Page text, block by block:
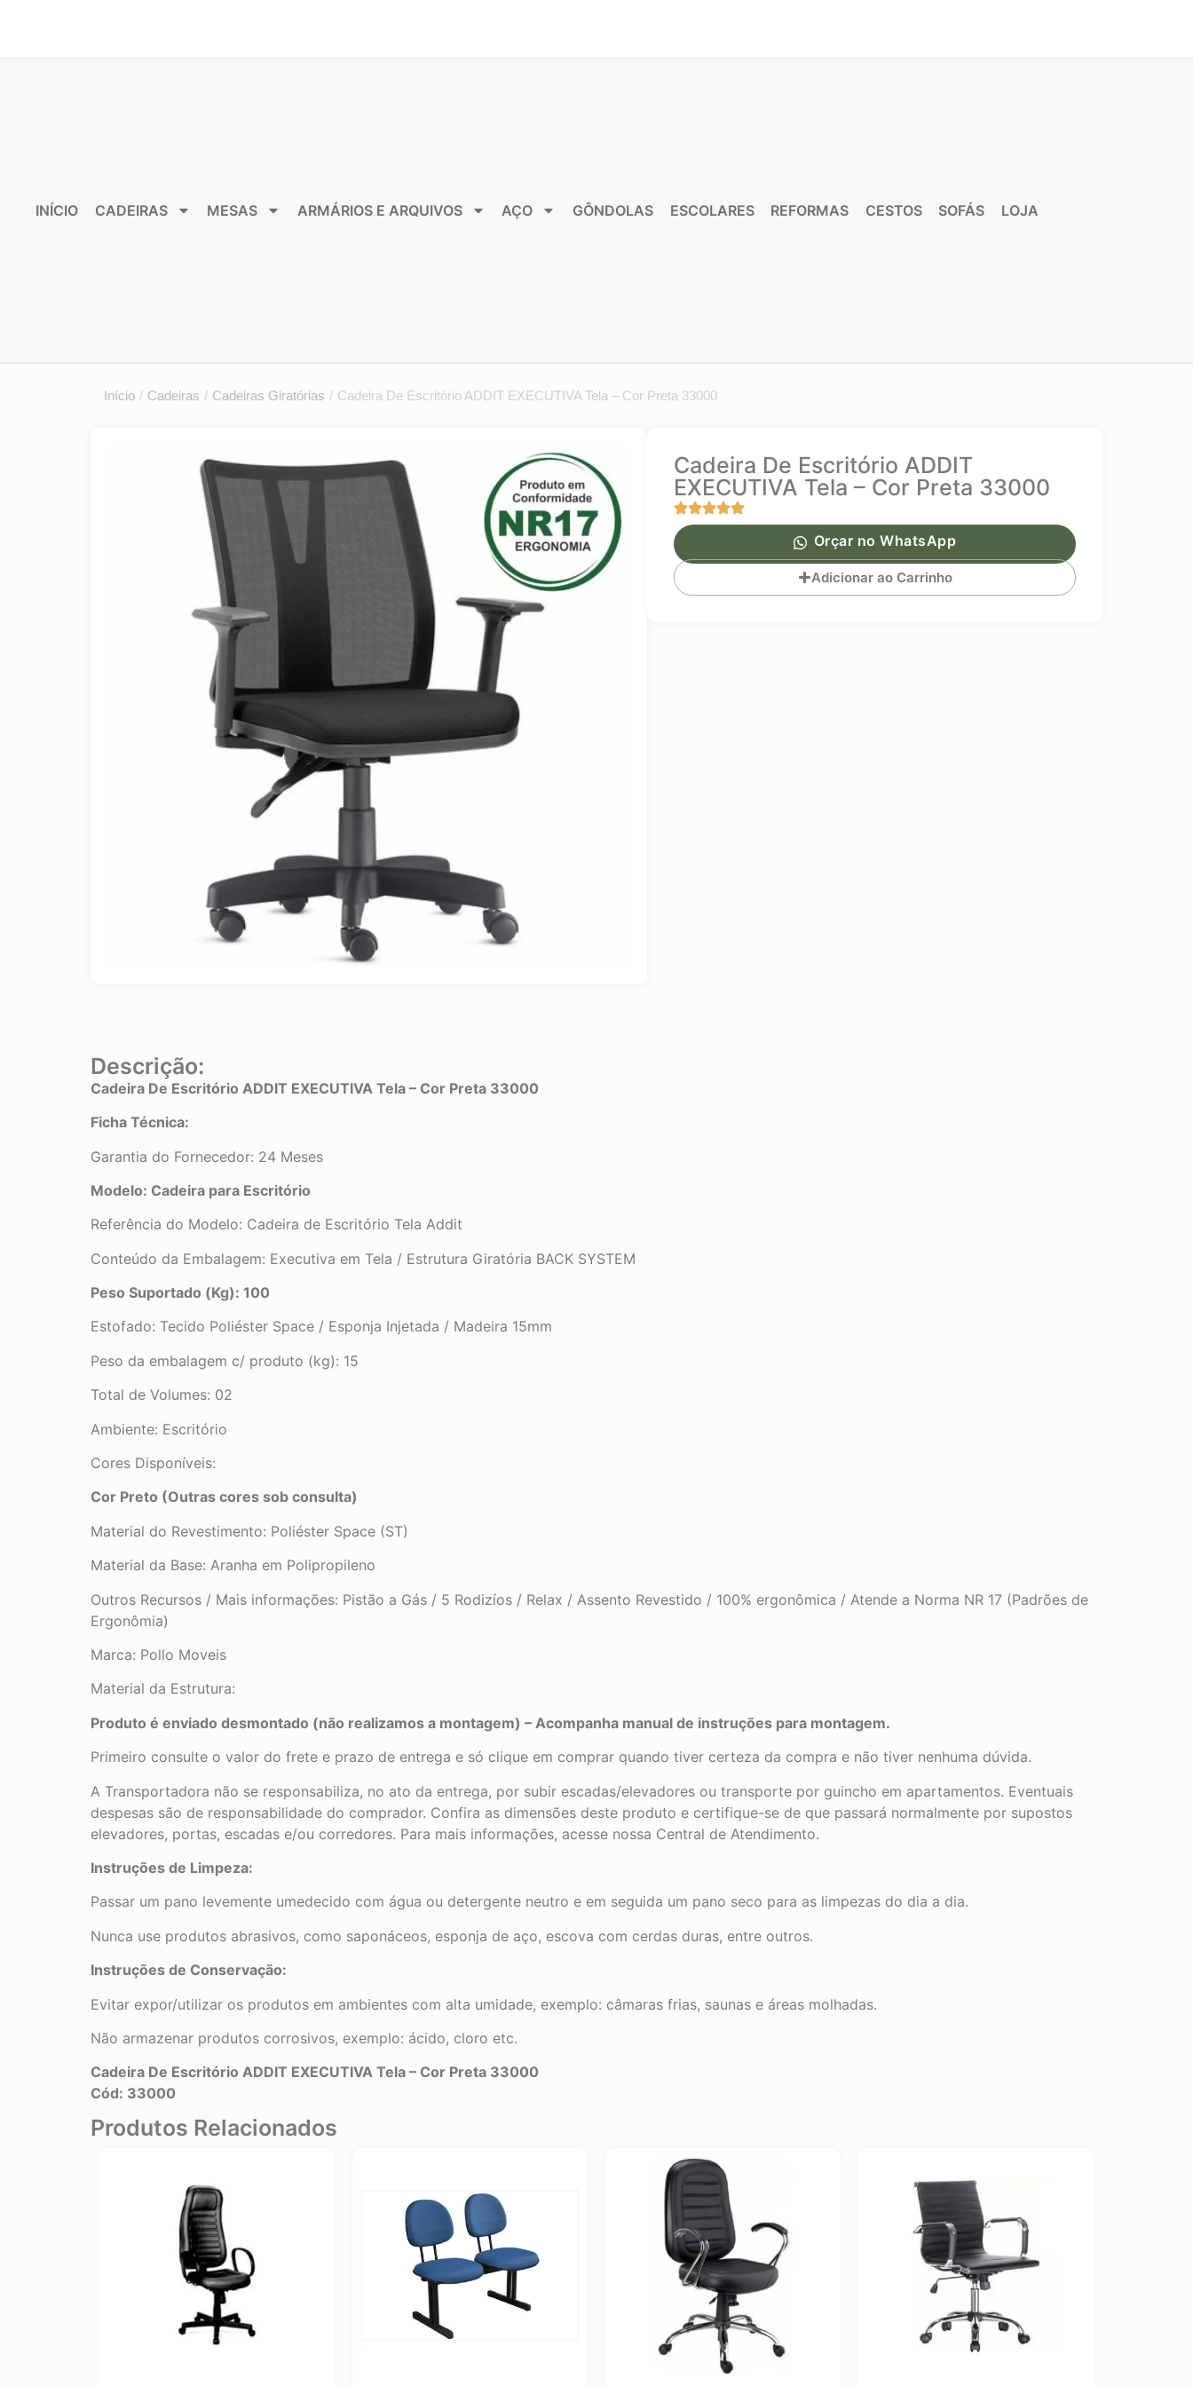
INÍCIO CADEIRAS MESAS ARMÁRIOS E ARQUIVOS AÇO GÔNDOLAS ESCOLARES REFORMAS CESTOS SOFÁS LOJA
Início / Cadeiras / Cadeiras Giratórias / Cadeira De Escritório ADDIT EXECUTIVA Tela – Cor Preta 33000
Cadeira De Escritório ADDIT
EXECUTIVA Tela – Cor Preta 33000
Orçar no WhatsApp
Adicionar ao Carrinho
Descrição:
Cadeira De Escritório ADDIT EXECUTIVA Tela – Cor Preta 33000
Ficha Técnica:
Garantia do Fornecedor: 24 Meses
Modelo: Cadeira para Escritório
Referência do Modelo: Cadeira de Escritório Tela Addit
Conteúdo da Embalagem: Executiva em Tela / Estrutura Giratória BACK SYSTEM
Peso Suportado (Kg): 100
Estofado: Tecido Poliéster Space / Esponja Injetada / Madeira 15mm
Peso da embalagem c/ produto (kg): 15
Total de Volumes: 02
Ambiente: Escritório
Cores Disponíveis:
Cor Preto (Outras cores sob consulta)
Material do Revestimento: Poliéster Space (ST)
Material da Base: Aranha em Polipropileno
Outros Recursos / Mais informações: Pistão a Gás / 5 Rodizíos / Relax / Assento Revestido / 100% ergonômica / Atende a Norma NR 17 (Padrões de
Ergonômia)
Marca: Pollo Moveis
Material da Estrutura:
Produto é enviado desmontado (não realizamos a montagem) – Acompanha manual de instruções para montagem.
Primeiro consulte o valor do frete e prazo de entrega e só clique em comprar quando tiver certeza da compra e não tiver nenhuma dúvida.
A Transportadora não se responsabiliza, no ato da entrega, por subir escadas/elevadores ou transporte por guincho em apartamentos. Eventuais
despesas são de responsabilidade do comprador. Confira as dimensões deste produto e certifique-se de que passará normalmente por supostos
elevadores, portas, escadas e/ou corredores. Para mais informações, acesse nossa Central de Atendimento.
Instruções de Limpeza:
Passar um pano levemente umedecido com água ou detergente neutro e em seguida um pano seco para as limpezas do dia a dia.
Nunca use produtos abrasivos, como saponáceos, esponja de aço, escova com cerdas duras, entre outros.
Instruções de Conservação:
Evitar expor/utilizar os produtos em ambientes com alta umidade, exemplo: câmaras frias, saunas e áreas molhadas.
Não armazenar produtos corrosivos, exemplo: ácido, cloro etc.
Cadeira De Escritório ADDIT EXECUTIVA Tela – Cor Preta 33000
Cód: 33000
Produtos Relacionados